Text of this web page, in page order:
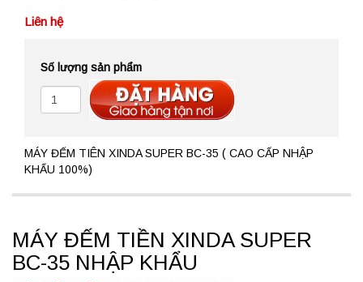
Liên hệ
Số lượng sản phẩm
MÁY ĐẾM TIÊN XINDA SUPER BC-35 ( CAO CẤP NHẬP
KHẨU 100%)
MÁY ĐẾM TIỀN XINDA SUPER
BC-35 NHẬP KHẨU